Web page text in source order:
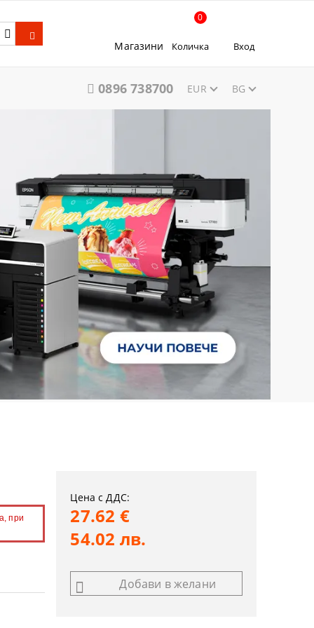
Магазини Количка
0
Вход
0896 738700 EUR BG
при
Цена с ДДС:
27.62 €
54.02 лв.
Добави в желани